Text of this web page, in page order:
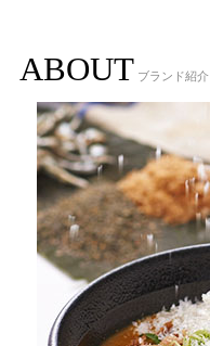
ABOUT ブランド紹介